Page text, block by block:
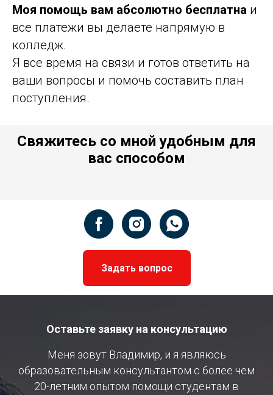
Моя помощь вам абсолютно бесплатна и
все платежи вы делаете напрямую в
колледж.
Я все время на связи и готов ответить на
ваши вопросы и помочь составить план
поступления.
Свяжитесь со мной удобным для
вас способом
Задать вопрос
Оставьте заявку на консультацию
Меня зовут Владимир, и я являюсь
образовательным консультантом с более чем
20-летним опытом помощи студентам в